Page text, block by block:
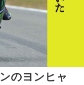
のヨンヒャ